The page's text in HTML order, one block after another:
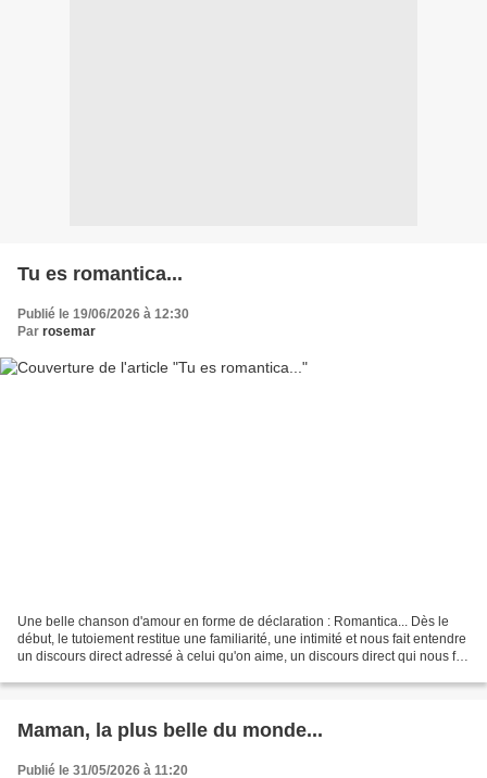
Tu es romantica...
Publié le 19/06/2026 à 12:30
Par rosemar
Une belle chanson d'amour en forme de déclaration : Romantica... Dès le
début, le tutoiement restitue une familiarité, une intimité et nous fait entendre
un discours direct adressé à celui qu'on aime, un discours direct qui nous fait
Maman, la plus belle du monde...
Publié le 31/05/2026 à 11:20